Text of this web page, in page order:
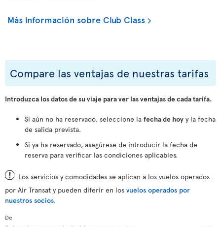
Más información sobre Club Class
Compare las ventajas de nuestras tarifas
Introduzca los datos de su viaje para ver las ventajas de cada tarifa.
Si aún no ha reservado, seleccione la fecha de hoy y la fecha
de salida prevista.
Si ya ha reservado, asegúrese de introducir la fecha de
reserva para verificar las condiciones aplicables.
Los servicios y comodidades se aplican a los vuelos operados
por Air Transat y pueden diferir en los vuelos operados por
nuestros socios.
De